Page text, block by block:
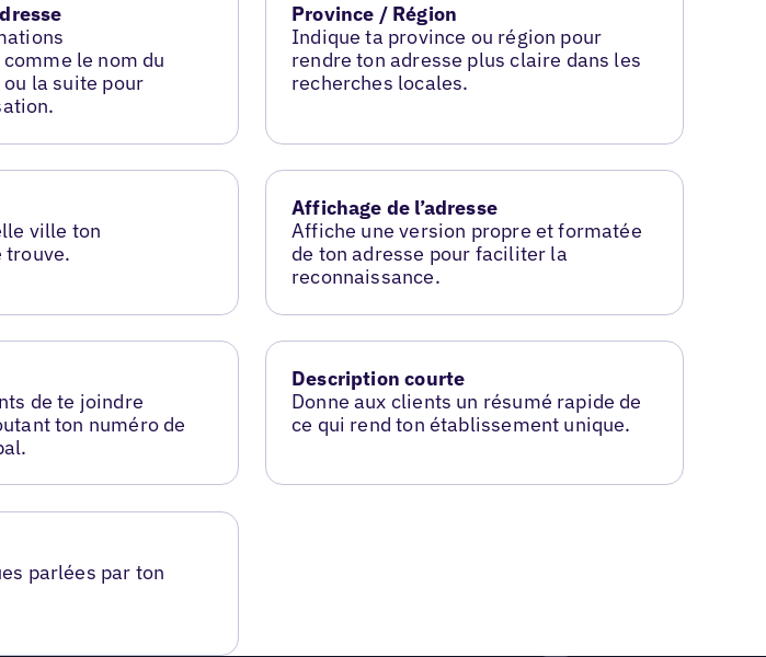
le nom du
la suite pour
Province / Région
Indique ta province ou région pour
rendre ton adresse plus claire dans les
recherches locales.
ville ton
trouve.
Affichage de l’adresse
Affiche une version propre et formatée
de ton adresse pour faciliter la
reconnaissance.
de te joindre
ton numéro de
Description courte
Donne aux clients un résumé rapide de
ce qui rend ton établissement unique.
parlées par ton